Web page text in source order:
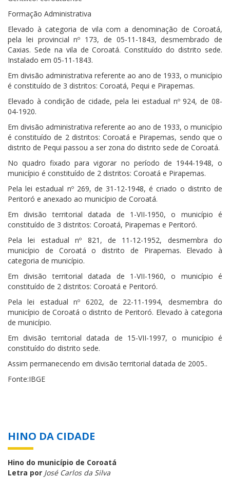
Formação Administrativa
Elevado à categoria de vila com a denominação de Coroatá,
pela lei provincial nº 173, de 05-11-1843, desmembrado de
Caxias. Sede na vila de Coroatá. Constituído do distrito sede.
Instalado em 05-11-1843.
Em divisão administrativa referente ao ano de 1933, o município
é constituído de 3 distritos: Coroatá, Pequi e Pirapemas.
Elevado à condição de cidade, pela lei estadual nº 924, de 08-
04-1920.
Em divisão administrativa referente ao ano de 1933, o município
é constituído de 2 distritos: Coroatá e Pirapemas, sendo que o
distrito de Pequi passou a ser zona do distrito sede de Coroatá.
No quadro fixado para vigorar no período de 1944-1948, o
município é constituído de 2 distritos: Coroatá e Pirapemas.
Pela lei estadual nº 269, de 31-12-1948, é criado o distrito de
Peritoró e anexado ao município de Coroatá.
Em divisão territorial datada de 1-VII-1950, o município é
constituído de 3 distritos: Coroatá, Pirapemas e Peritoró.
Pela lei estadual nº 821, de 11-12-1952, desmembra do
município de Coroatá o distrito de Pirapemas. Elevado à
categoria de município.
Em divisão territorial datada de 1-VII-1960, o município é
constituído de 2 distritos: Coroatá e Peritoró.
Pela lei estadual nº 6202, de 22-11-1994, desmembra do
município de Coroatá o distrito de Peritoró. Elevado à categoria
de município.
Em divisão territorial datada de 15-VII-1997, o município é
constituído do distrito sede.
Assim permanecendo em divisão territorial datada de 2005..
Fonte:IBGE
HINO DA CIDADE
Hino do município de Coroatá
Letra por José Carlos da Silva